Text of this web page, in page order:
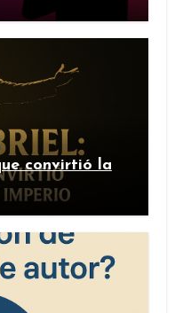
convirtió la